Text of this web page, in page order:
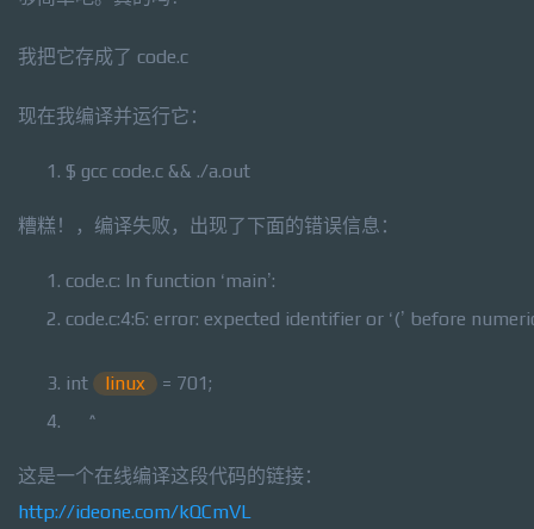
我把它存成了 code.c
现在我编译并运行它：
$ gcc code.c && ./a.out
糟糕！，编译失败，出现了下面的错误信息：
code.c: In function ‘main’:
code.c:4:6: error: expected identifier or ‘(’ before
int linux
= 701;
^
这是一个在线编译这段代码的链接：
http://ideone.com/kQCmVL